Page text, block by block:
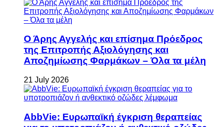
Ο Άρης Αγγελής και επίσημα Πρόεδρος
της Επιτροπής Αξιολόγησης και
Αποζημίωσης Φαρμάκων – Όλα τα μέλη
21 July 2026
AbbVie: Ευρωπαϊκή έγκριση θεραπείας